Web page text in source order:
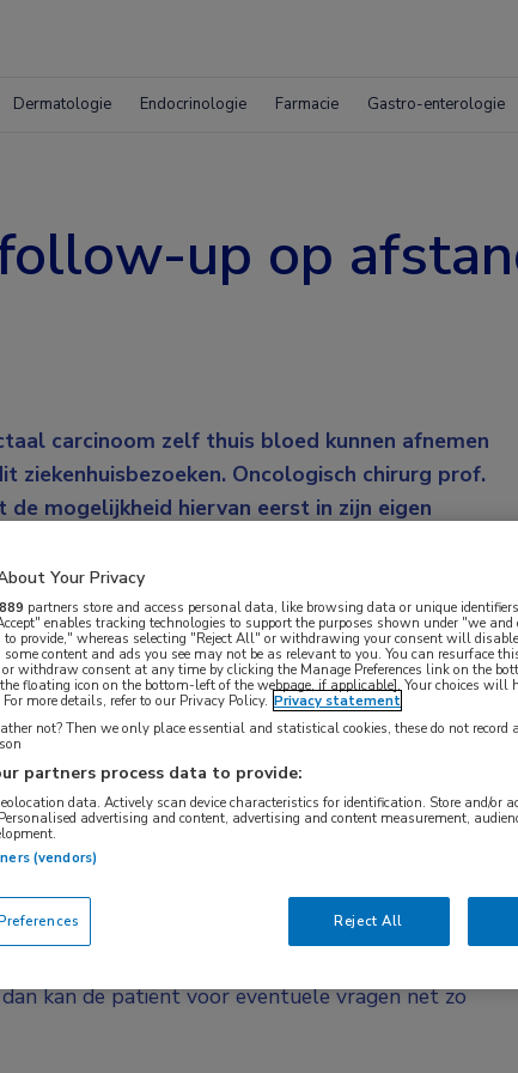
Dermatologie Endocrinologie Farmacie Gastro-enterologie
up op
carcinoom zelf thuis bloed kunnen afnemen
ziekenhuisbezoeken. Oncologisch chirurg prof.
mogelijkheid hiervan eerst in zijn eigen
volgde in de DISTANCE-studie. De
dan alleen follow-up na colorectaal
up na een behandeling voor colorectaal
naar het ziekenhuis komt voor een CEA-bepaling.
bepaling. “De patiënt komt voor dit
is eigenlijk onnodig”, vertelt De Wilt. “Bloed kan
hij ook zelf de bepaling doet, hoeft hij
hoe het in de richtlijnen staat, niet alleen bij
komt voor controles naar het ziekenhuis.
ook dingen moet doen die dit bezoek
alleen het meedelen van de uitslag van de CEA-
dat na het eerste jaar de kwaliteit van leven en
kan de patiënt voor eventuele vragen net zo
Your Privacy
889 partners store and access personal data, like browsing data or unique
enables tracking technologies to support the purposes shown under "we and
to provide," whereas selecting "Reject All" or withdrawing your consent will
some content and ads you see may not be as relevant to you. You can resurface
or withdraw consent at any time by clicking the Manage Preferences link on the
floating icon on the bottom-left of the webpage, if applicable]. Your choices will
more details, refer to our Privacy Policy. Privacy statement
not? Then we only place essential and statistical cookies, these do not record
partners process data to provide:
data. Actively scan device characteristics for identification. Store and/or
advertising and content, advertising and content measurement,
(vendors)
Reject All